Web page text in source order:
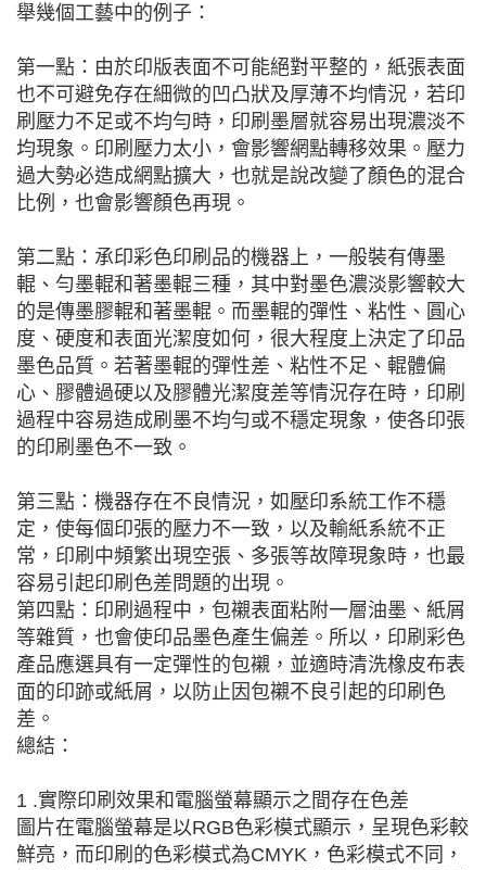
舉幾個工藝中的例子：
第一點：由於印版表面不可能絕對平整的，紙張表面
也不可避免存在細微的凹凸狀及厚薄不均情況，若印
刷壓力不足或不均勻時，印刷墨層就容易出現濃淡不
均現象。印刷壓力太小，會影響網點轉移效果。壓力
過大勢必造成網點擴大，也就是說改變了顏色的混合
比例，也會影響顏色再現。
第二點：承印彩色印刷品的機器上，一般裝有傳墨
輥、勻墨輥和著墨輥三種，其中對墨色濃淡影響較大
的是傳墨膠輥和著墨輥。而墨輥的彈性、粘性、圓心
度、硬度和表面光潔度如何，很大程度上決定了印品
墨色品質。若著墨輥的彈性差、粘性不足、輥體偏
心、膠體過硬以及膠體光潔度差等情況存在時，印刷
過程中容易造成刷墨不均勻或不穩定現象，使各印張
的印刷墨色不一致。
第三點：機器存在不良情況，如壓印系統工作不穩
定，使每個印張的壓力不一致，以及輸紙系統不正
常，印刷中頻繁出現空張、多張等故障現象時，也最
容易引起印刷色差問題的出現。
第四點：印刷過程中，包襯表面粘附一層油墨、紙屑
等雜質，也會使印品墨色產生偏差。所以，印刷彩色
產品應選具有一定彈性的包襯，並適時清洗橡皮布表
面的印跡或紙屑，以防止因包襯不良引起的印刷色
差。
總結：
1 .實際印刷效果和電腦螢幕顯示之間存在色差
圖片在電腦螢幕是以RGB色彩模式顯示，呈現色彩較
鮮亮，而印刷的色彩模式為CMYK，色彩模式不同，